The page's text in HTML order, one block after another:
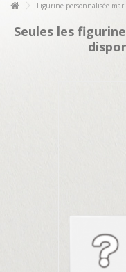
Figurine personnalisée
Seules les